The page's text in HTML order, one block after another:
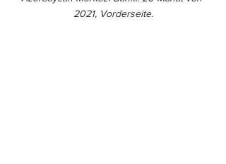
2021, Vorderseite.